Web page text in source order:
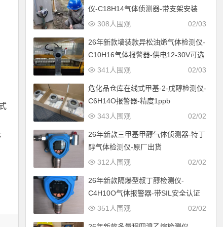
仪-C18H14气体侦测器-带支架安装
02/03
308人围观
26年新款墙装款异松油烯气体检测仪-
C10H16气体报警器-供电12-30V可选
02/03
341人围观
危化品仓库在线式甲基-2-戊醇检测仪-
C6H14O报警器-精度1ppb
02/02
343人围观
26年新款三甲基甲醇气体侦测器-特丁
醇气体检测仪-原厂出货
02/02
312人围观
26年新款隔爆型叔丁醇检测仪-
C4H10O气体报警器-带SIL安全认证
02/02
351人围观